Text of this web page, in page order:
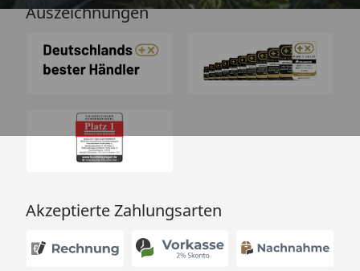
Auszeichnungen
Akzeptierte Zahlungsarten